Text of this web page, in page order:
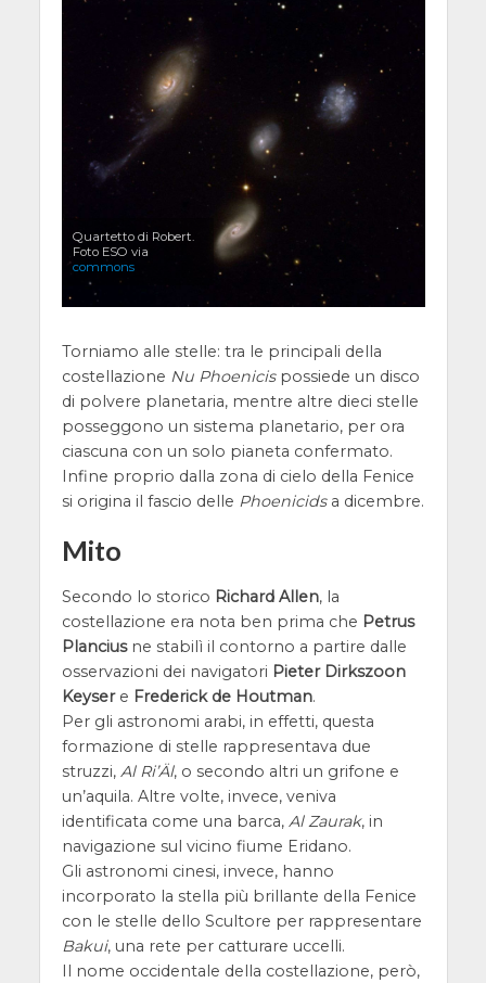
Quartetto di Robert.
Foto ESO via
commons
Torniamo alle stelle: tra le principali della
costellazione Nu Phoenicispossiede un disco
di polvere planetaria, mentre altre dieci stelle
posseggono un sistema planetario, per ora
ciascuna con un solo pianeta confermato.
Infine proprio dalla zona di cielo della Fenice
si origina il fascio delle Phoenicidsa dicembre.
Mito
Secondo lo storico Richard Allen, la
costellazione era nota ben prima che Petrus
Planciusne stabilì il contorno a partire dalle
osservazioni dei navigatori Pieter Dirkszoon
Keysere Frederick de Houtman.
Per gli astronomi arabi, in effetti, questa
formazione di stelle rappresentava due
struzzi, Al Ri’Äl, o secondo altri un grifone e
un’aquila. Altre volte, invece, veniva
identificata come una barca, Al Zaurak, in
navigazione sul vicino fiume Eridano.
Gli astronomi cinesi, invece, hanno
incorporato la stella più brillante della Fenice
con le stelle dello Scultore per rappresentare
Bakui, una rete per catturare uccelli.
Il nome occidentale della costellazione, però,